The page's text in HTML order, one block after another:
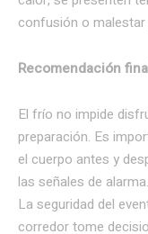
confusión o malestar
Recomendación
El frío no impide
preparación. Es
el cuerpo antes y
las señales de alarma.
La seguridad del
corredor tome